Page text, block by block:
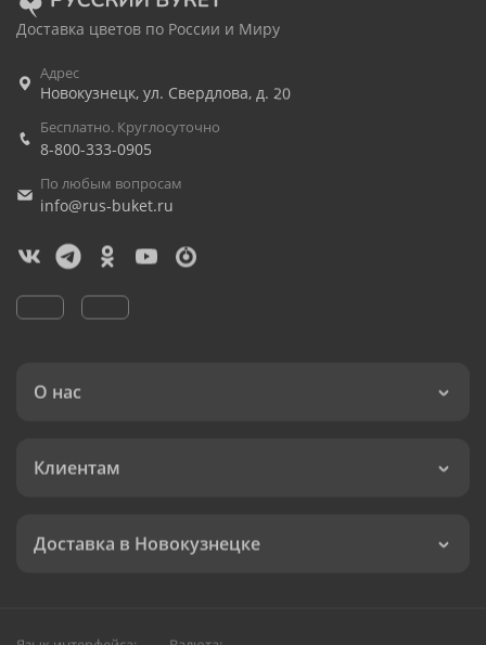
Доставка цветов по России и Миру
Адрес
Новокузнецк, ул. Свердлова, д. 20
Бесплатно. Круглосуточно
8-800-333-0905
По любым вопросам
info@rus-buket.ru
О нас
Клиентам
Доставка в Новокузнецке